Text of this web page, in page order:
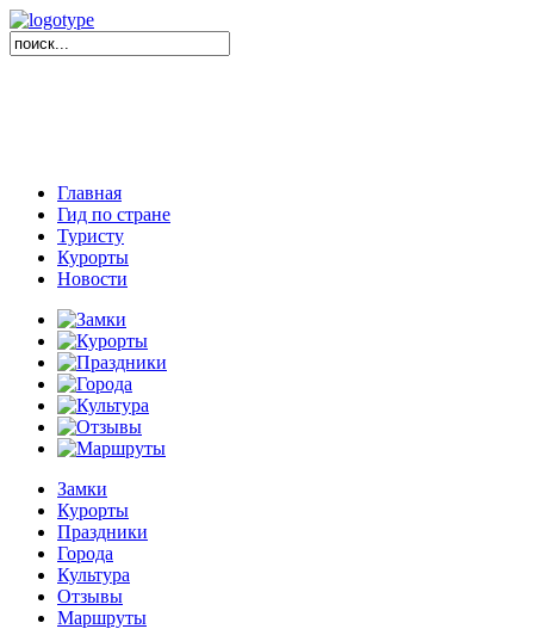
Главная
Гид по стране
Туристу
Курорты
Новости
Замки
Курорты
Праздники
Города
Культура
Отзывы
Маршруты